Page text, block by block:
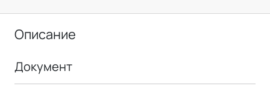
Описание
Документ